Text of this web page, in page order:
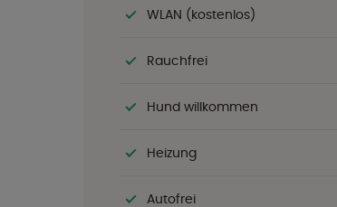
WLAN (kostenlos)
Rauchfrei
Hund willkommen
Heizung
Autofrei